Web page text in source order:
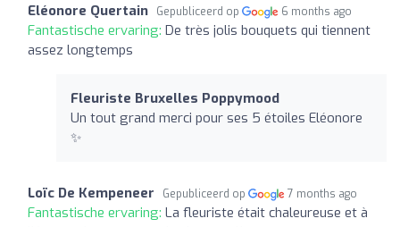
Eléonore Quertain Gepubliceerd op 6 months ago
Fantastische ervaring: De très jolis bouquets qui tiennent
assez longtemps
Fleuriste Bruxelles Poppymood
Un tout grand merci pour ses 5 étoiles Eléonore
✨
Loïc De Kempeneer Gepubliceerd op 7 months ago
Fantastische ervaring: La fleuriste était chaleureuse et à